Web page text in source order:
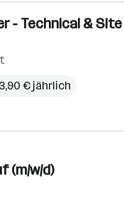
- Technical &
€ jährlich
(m/w/d)